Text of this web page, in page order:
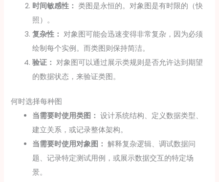
时间敏感性： 类图是永恒的。对象图是有时限的（快
照）。
复杂性： 对象图可能会迅速变得非常复杂，因为必须
绘制每个实例。而类图则保持简洁。
验证： 对象图可以通过展示类规则是否允许达到期望
的数据状态，来验证类图。
何时选择每种图
当需要时使用类图： 设计系统结构、定义数据类型、
建立关系，或记录整体架构。
当需要时使用对象图： 解释复杂逻辑、调试数据问
题、记录特定测试用例，或展示数据交互的特定场
景。